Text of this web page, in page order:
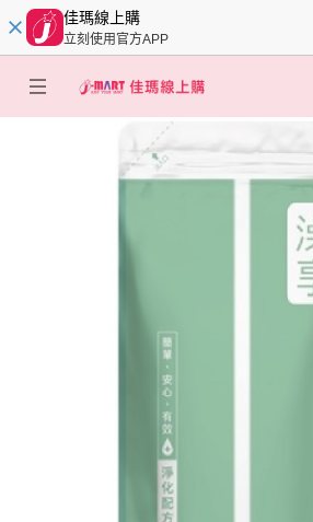
佳瑪線上購
立刻使用官方APP